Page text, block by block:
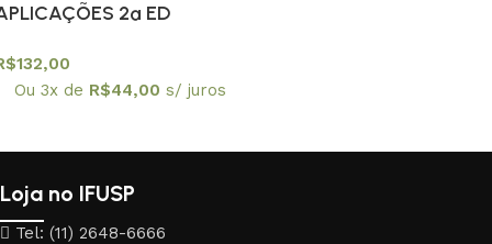
2ª ED
132,00
Ou 3x de R$44,00 s/ juros
Loja no IFUSP
Tel: (11) 2648-6666